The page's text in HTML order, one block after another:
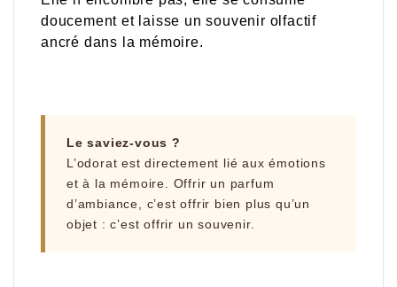
doucement et laisse un souvenir olfactif
ancré dans la mémoire.
Le saviez-vous ?
L’odorat est directement lié aux émotions
et à la mémoire. Offrir un parfum
d’ambiance, c’est offrir bien plus qu’un
objet : c’est offrir un souvenir.